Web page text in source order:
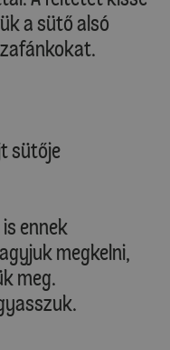
a sütő alsó
sütője
ennek
megkelni,
meg.